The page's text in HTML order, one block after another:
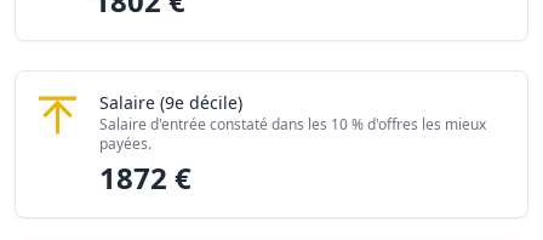
Salaire Conseiller / Conseillère en image personnelle
(9e décile)
Salaire d'entrée constaté dans les 10 % d'offres les mieux
payées.
1872 €